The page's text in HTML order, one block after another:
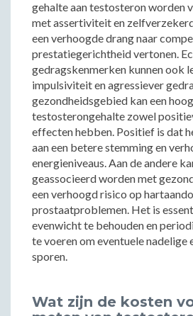
gehalte aan testosteron worden
met assertiviteit en
een verhoogde drang naar
prestatiegerichtheid vertonen.
gedragskenmerken kunnen ook
impulsiviteit en agressiever
gezondheidsgebied kan een hoog
testosterongehalte zowel
effecten hebben. Positief is dat
aan een betere stemming en
energieniveaus. Aan de andere
geassocieerd worden met
een verhoogd risico op
prostaatproblemen. Het is
evenwicht te behouden en
te voeren om eventuele
sporen.
Wat zijn de kosten